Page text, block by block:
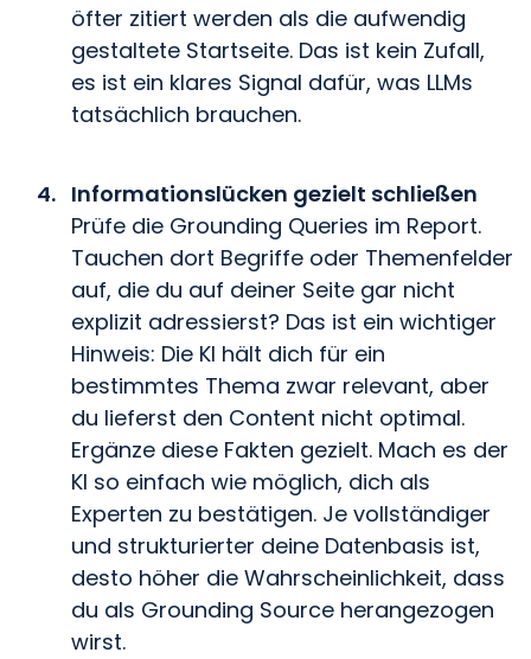
öfter zitiert werden als die aufwendig
gestaltete Startseite. Das ist kein Zufall,
es ist ein klares Signal dafür, was LLMs
tatsächlich brauchen.
Informationslücken gezielt schließen
Prüfe die Grounding Queries im Report.
Tauchen dort Begriffe oder Themenfelder
auf, die du auf deiner Seite gar nicht
explizit adressierst? Das ist ein wichtiger
Hinweis: Die KI hält dich für ein
bestimmtes Thema zwar relevant, aber
du lieferst den Content nicht optimal.
Ergänze diese Fakten gezielt. Mach es der
KI so einfach wie möglich, dich als
Experten zu bestätigen. Je vollständiger
und strukturierter deine Datenbasis ist,
desto höher die Wahrscheinlichkeit, dass
du als Grounding Source herangezogen
wirst.